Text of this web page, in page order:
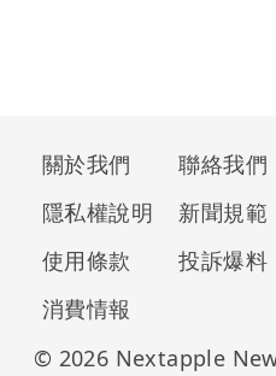
關於我們
聯絡我們
隱私權說明
新聞規範
使用條款
投訴爆料
消費情報
© 2026 Nextapple